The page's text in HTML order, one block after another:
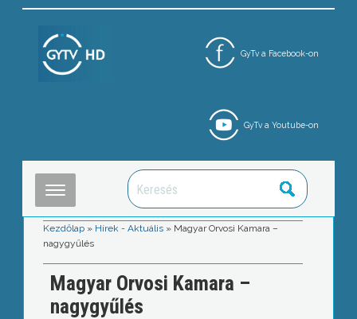
GyTv a Facebook-on
GyTv a Youtube-on
Kezdőlap » Hírek - Aktuális » Magyar Orvosi Kamara –
nagygyűlés
Magyar Orvosi Kamara –
nagygyűlés